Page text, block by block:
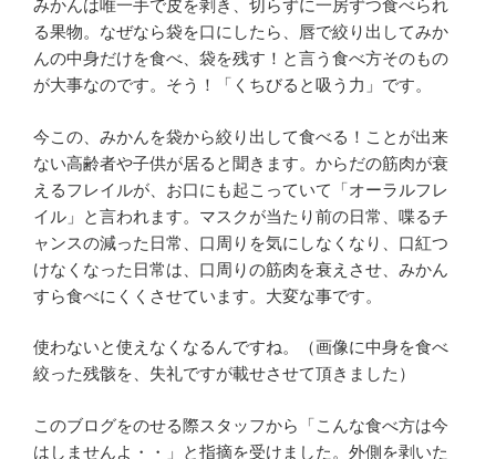
みかんは唯一手で皮を剥き、切らずに一房ずつ食べられ
る果物。なぜなら袋を口にしたら、唇で絞り出してみか
んの中身だけを食べ、袋を残す！と言う食べ方そのもの
が大事なのです。そう！「くちびると吸う力」です。
今この、みかんを袋から絞り出して食べる！ことが出来
ない高齢者や子供が居ると聞きます。からだの筋肉が衰
えるフレイルが、お口にも起こっていて「オーラルフレ
イル」と言われます。マスクが当たり前の日常、喋るチ
ャンスの減った日常、口周りを気にしなくなり、口紅つ
けなくなった日常は、口周りの筋肉を衰えさせ、みかん
すら食べにくくさせています。大変な事です。
使わないと使えなくなるんですね。（画像に中身を食べ
絞った残骸を、失礼ですが載せさせて頂きました）
このブログをのせる際スタッフから「こんな食べ方は今
はしませんよ・・」と指摘を受けました。外側を剥いた